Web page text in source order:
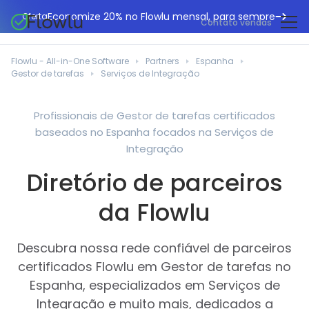
OfertaEconomize 20% no Flowlu mensal, para sempre
Contato vendas
Gestão de projetos
Faturação online
Automação do fluxo de trabalho
Ferramentas de colaboração
Gestão financeira
Base de conhecimento
Agências de marketing
Departamentos de TI
Consultores de negócios
Profissionais jurídicos
Empresas de fabrico
Pequenos negócios
Planeadores de eventos
Central de ajuda
Blogue Flowlu
Guias
Casos de utilização
Ferramentas gratuitas
Português
Flowlu - All-in-One Software Partners
Espanha
Gestor de tarefas
Serviços de Integração
Profissionais de Gestor de tarefas certificados
baseados no Espanha focados na Serviços de
Integração
Diretório de parceiros
da Flowlu
Descubra nossa rede confiável de parceiros
certificados Flowlu em Gestor de tarefas no
Espanha, especializados em Serviços de
Integração e muito mais, dedicados a